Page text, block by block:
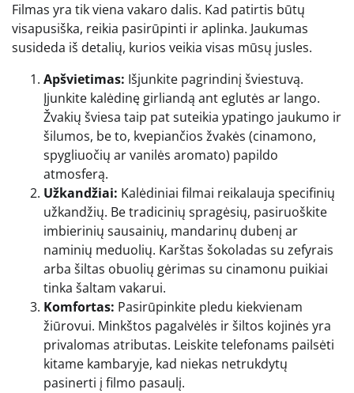
Filmas yra tik viena vakaro dalis. Kad patirtis būtų
visapusiška, reikia pasirūpinti ir aplinka. Jaukumas
susideda iš detalių, kurios veikia visas mūsų jusles.
Apšvietimas: Išjunkite pagrindinį šviestuvą.
Įjunkite kalėdinę girliandą ant eglutės ar lango.
Žvakių šviesa taip pat suteikia ypatingo jaukumo ir
šilumos, be to, kvepiančios žvakės (cinamono,
spygliuočių ar vanilės aromato) papildo
atmosferą.
Užkandžiai: Kalėdiniai filmai reikalauja specifinių
užkandžių. Be tradicinių spragėsių, pasiruoškite
imbierinių sausainių, mandarinų dubenį ar
naminių meduolių. Karštas šokoladas su zefyrais
arba šiltas obuolių gėrimas su cinamonu puikiai
tinka šaltam vakarui.
Komfortas: Pasirūpinkite pledu kiekvienam
žiūrovui. Minkštos pagalvėlės ir šiltos kojinės yra
privalomas atributas. Leiskite telefonams pailsėti
kitame kambaryje, kad niekas netrukdytų
pasinerti į filmo pasaulį.